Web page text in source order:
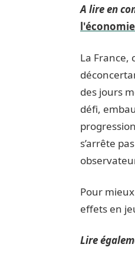
A lire en
La France,
des jours
défi,
s’arrête
Pour
effets en
Lire